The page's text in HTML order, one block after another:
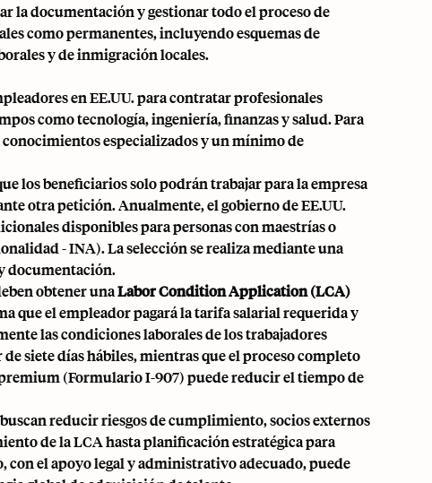
la documentación y gestionar todo el proceso de
como permanentes, incluyendo esquemas de
y de inmigración locales.
en EE.UU. para contratar profesionales
como tecnología, ingeniería, finanzas y salud. Para
especializados y un mínimo de
los beneficiarios solo podrán trabajar para la empresa
otra petición. Anualmente, el gobierno de EE.UU.
disponibles para personas con maestrías o
- INA). La selección se realiza mediante una
documentación.
obtener unaLabor Condition Application (LCA)
que el empleador pagará la tarifa salarial requerida y
las condiciones laborales de los trabajadores
siete días hábiles, mientras que el proceso completo
(Formulario I-907) puede reducir el tiempo de
reducir riesgos de cumplimiento, socios externos
de la LCA hasta planificación estratégica para
el apoyo legal y administrativo adecuado, puede